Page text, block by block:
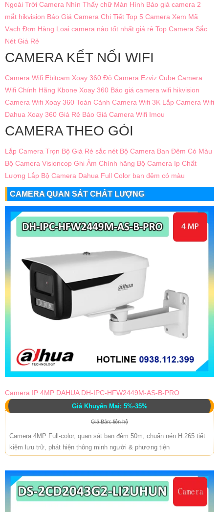
Ngoài Trời Camera Nhìn Thấy chữ Màn Hình Báo giá camera 2
mắt hikvision Báo Giá Camera Chi Tiết Top 5 Camera Xem Mã
Vạch Đơn Hàng Loại camera nào tốt nhất giá rẻ Top Camera Sắc
Nét Giá Rẻ
CAMERA KẾT NỐI WIFI
Camera Wifi Ebitcam Xoay 360 Độ Camera Ezviz Cube Camera
Wifi Chính Hãng Kbone Xoay 360 Báo giá camera wifi hikvision
Camera Wifi Xoay 360 Toàn Cảnh Camera Wifi 3K Lắp Camera Wifi
Dahua Xoay 360 Giá Rẻ Báo Giá Camera Wifi Imou
CAMERA THEO GÓI
Lắp Camera Trọn Bộ Giá Rẻ sắc nét Bộ Camera Ban Đêm Có Màu
Bộ Camera Visioncop Ghi Âm Chính hãng Bộ Camera Ip Chất
Lượng Lắp Bộ Camera Dahua Full Color ban đêm có màu
CAMERA QUAN SÁT CHẤT LƯỢNG
Camera IP 4MP DAHUA DH-IPC-HFW2449M-AS-B-PRO
Giá Khuyến Mại: 5%-35%
Giá Bán: liên hệ
Camera 4MP Full-color, quan sát ban đêm 50m, chuẩn nén H.265 tiết
kiệm lưu trữ, phát hiện thông minh người & phương tiện